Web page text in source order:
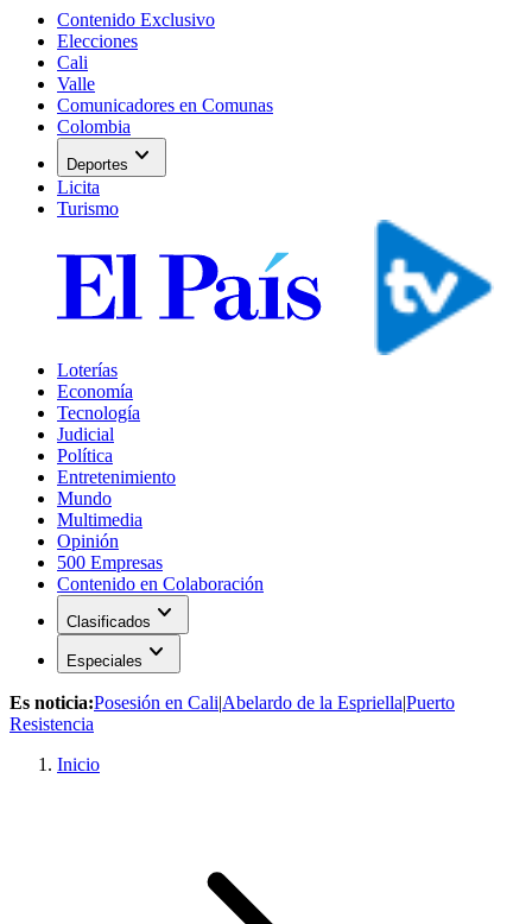
Contenido Exclusivo
Elecciones
Cali
Valle
Comunicadores en Comunas
Colombia
Deportes expand_more
Licita
Turismo
Loterías
Economía
Tecnología
Judicial
Política
Entretenimiento
Mundo
Multimedia
Opinión
500 Empresas
Contenido en Colaboración
Clasificados expand_more
Especiales expand_more
Es noticia:Posesión en Cali|Abelardo de la Espriella|Puerto
Resistencia
Inicio